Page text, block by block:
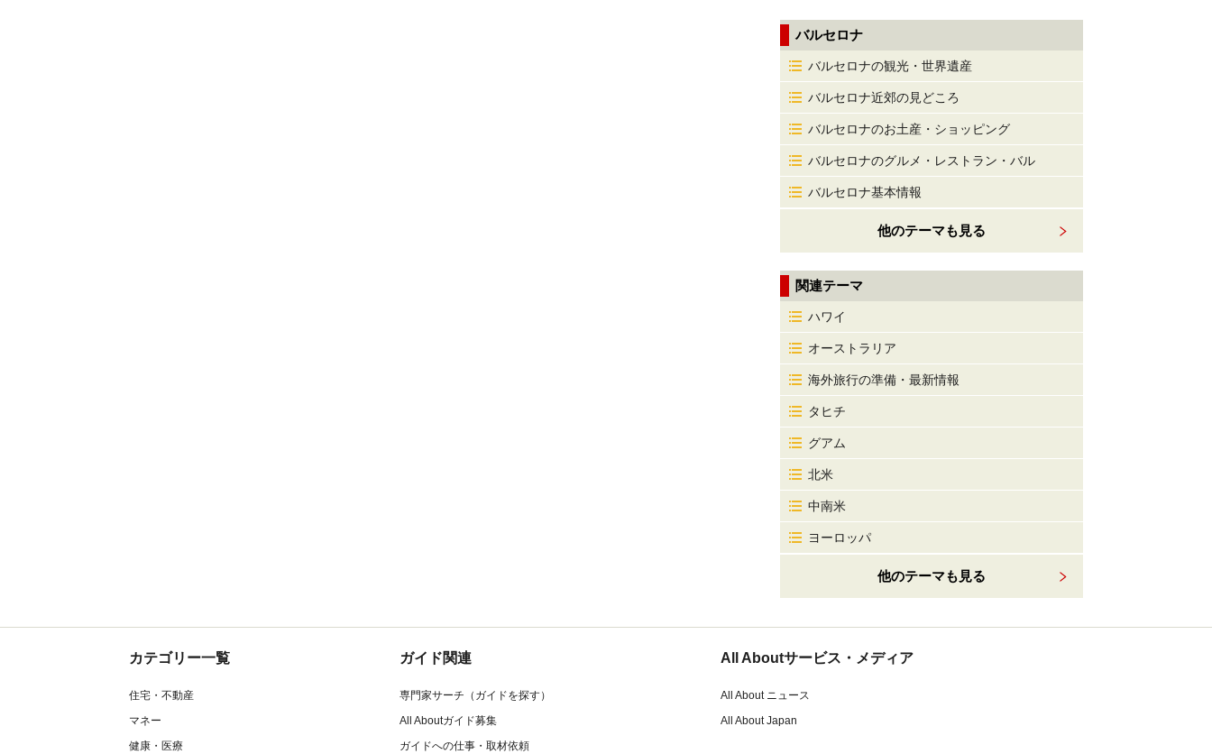
バルセロナ
バルセロナの観光・世界遺産
バルセロナ近郊の見どころ
バルセロナのお土産・ショッピング
バルセロナのグルメ・レストラン・バル
バルセロナ基本情報
他のテーマも見る
関連テーマ
ハワイ
オーストラリア
海外旅行の準備・最新情報
タヒチ
グアム
北米
中南米
ヨーロッパ
他のテーマも見る
カテゴリー一覧
住宅・不動産
マネー
健康・医療
ガイド関連
専門家サーチ（ガイドを探す）
All Aboutガイド募集
ガイドへの仕事・取材依頼
All Aboutサービス・メディア
All About ニュース
All About Japan